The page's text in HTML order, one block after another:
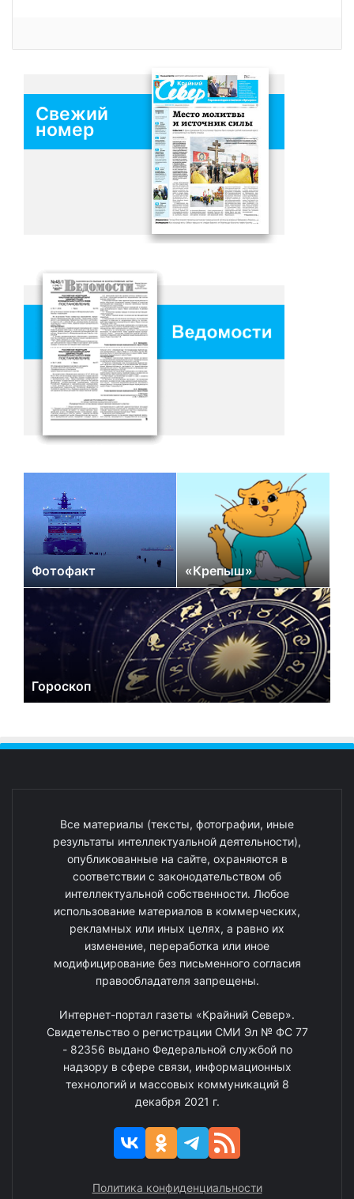
Свежий
номер
Фотофакт «Крепыш»
Гороскоп
Все материалы (тексты, фотографии, иные
результаты интеллектуальной деятельности),
опубликованные на сайте, охраняются в
соответствии с законодательством об
интеллектуальной собственности. Любое
использование материалов в коммерческих,
рекламных или иных целях, а равно их
изменение, переработка или иное
модифицирование без письменного согласия
правообладателя запрещены.
Интернет-портал газеты «Крайний Север».
Свидетельство о регистрации СМИ Эл № ФС 77
- 82356 выдано Федеральной службой по
надзору в сфере связи, информационных
технологий и массовых коммуникаций 8
декабря 2021 г.
Политика конфиденциальности